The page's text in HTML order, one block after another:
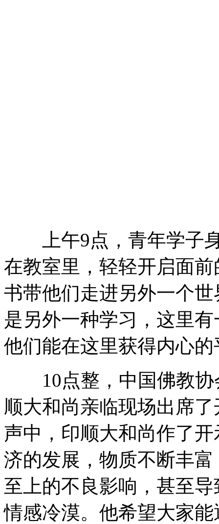
上午9点，青年学子身
在教室里，轻轻开启面
书带他们走进另外一个
是另外一种学习，这里
他们能在这里获得内心
10点整，中国佛教协
顺大和尚亲临现场出席
声中，印顺大和尚作了
济的发展，物质不断丰
至上的不良影响，甚至
情感冷漠。他希望大家